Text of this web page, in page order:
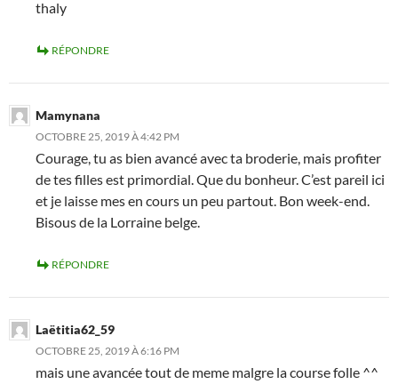
thaly
RÉPONDRE
Mamynana
OCTOBRE 25, 2019 À 4:42 PM
Courage, tu as bien avancé avec ta broderie, mais profiter
de tes filles est primordial. Que du bonheur. C’est pareil ici
et je laisse mes en cours un peu partout. Bon week-end.
Bisous de la Lorraine belge.
RÉPONDRE
Laëtitia62_59
OCTOBRE 25, 2019 À 6:16 PM
mais une avancée tout de meme malgre la course folle ^^